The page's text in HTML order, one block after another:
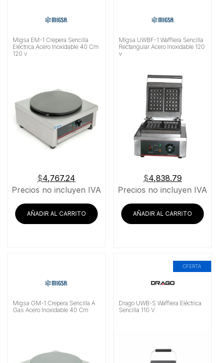
Migsa EM-1 Crepera Sencilla
Eléctrica Acero Inoxidable 40 Cm
120 v
$4,767.24
Precios no incluyen IVA
AÑADIR AL CARRITO
Migsa UWBF-1 Wafflera Sencilla
Rectangular Acero Inoxidable 120
v
$4,838.79
Precios no incluyen IVA
AÑADIR AL CARRITO
Migsa GM-1 Crepera Sencilla A
Gas Acero Inoxidable 40 Cm
OFERTA
Drago UWB-S Wafflera Eléctrica
Sencilla 110 V